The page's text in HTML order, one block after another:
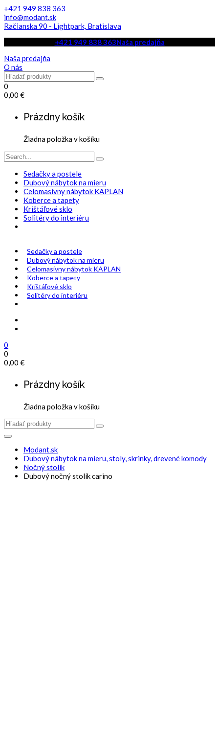
+421 949 838 363
info@modant.sk
Račianska 90 - Lightpark, Bratislava
+421 949 838 363Naša predajňa
Naša predajňa
O nás
0
0,00 €
Prázdny košík
Žiadna položka v košíku
Sedačky a postele
Dubový nábytok na mieru
Celomasívny nábytok KAPLAN
Koberce a tapety
Krištáľové sklo
Solitéry do interiéru
Sedačky a postele
Dubový nábytok na mieru
Celomasívny nábytok KAPLAN
Koberce a tapety
Krištáľové sklo
Solitéry do interiéru
0
0
0,00 €
Prázdny košík
Žiadna položka v košíku
Modant.sk
Dubový nábytok na mieru, stoly, skrinky, drevené komody
Nočný stolík
Dubový nočný stolík carino